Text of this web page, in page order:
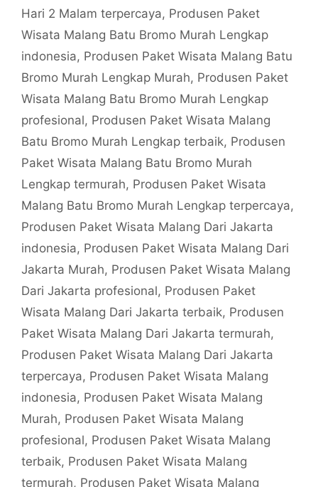
Hari 2 Malam terpercaya, Produsen Paket
Wisata Malang Batu Bromo Murah Lengkap
indonesia, Produsen Paket Wisata Malang Batu
Bromo Murah Lengkap Murah, Produsen Paket
Wisata Malang Batu Bromo Murah Lengkap
profesional, Produsen Paket Wisata Malang
Batu Bromo Murah Lengkap terbaik, Produsen
Paket Wisata Malang Batu Bromo Murah
Lengkap termurah, Produsen Paket Wisata
Malang Batu Bromo Murah Lengkap terpercaya,
Produsen Paket Wisata Malang Dari Jakarta
indonesia, Produsen Paket Wisata Malang Dari
Jakarta Murah, Produsen Paket Wisata Malang
Dari Jakarta profesional, Produsen Paket
Wisata Malang Dari Jakarta terbaik, Produsen
Paket Wisata Malang Dari Jakarta termurah,
Produsen Paket Wisata Malang Dari Jakarta
terpercaya, Produsen Paket Wisata Malang
indonesia, Produsen Paket Wisata Malang
Murah, Produsen Paket Wisata Malang
profesional, Produsen Paket Wisata Malang
terbaik, Produsen Paket Wisata Malang
termurah, Produsen Paket Wisata Malang